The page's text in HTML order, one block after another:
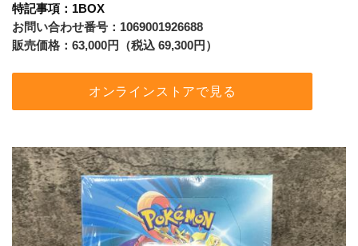
特記事項：1BOX
お問い合わせ番号：1069001926688
販売価格：63,000円（税込 69,300円）
オンラインストアで見る